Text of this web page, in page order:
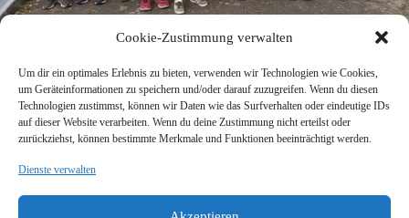
Cookie-Zustimmung verwalten
Um dir ein optimales Erlebnis zu bieten, verwenden wir Technologien wie Cookies,
um Geräteinformationen zu speichern und/oder darauf zuzugreifen. Wenn du diesen
Technologien zustimmst, können wir Daten wie das Surfverhalten oder eindeutige IDs
auf dieser Website verarbeiten. Wenn du deine Zustimmung nicht erteilst oder
zurückziehst, können bestimmte Merkmale und Funktionen beeinträchtigt werden.
Dienste verwalten
SV Viktoria Klein-Zimmern 1945 e.V.